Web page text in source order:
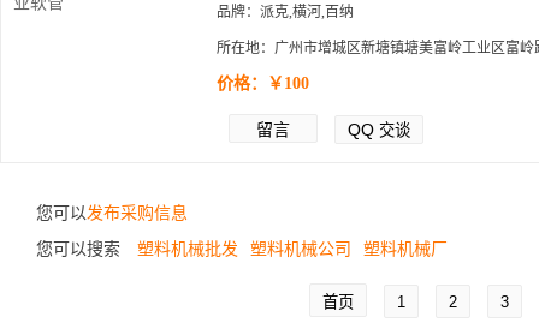
品牌：派克,横河,百纳
所在地：广州市增城区新塘镇塘美富岭工业区富岭
价格：￥100
留言 QQ 交谈
您可以发布采购信息
您可以搜索
塑料机械批发 塑料机械公司 塑料机械厂
首页 1 2 3